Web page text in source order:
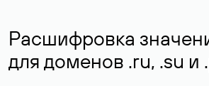
Расшифровка
для доменов .ru, .su и